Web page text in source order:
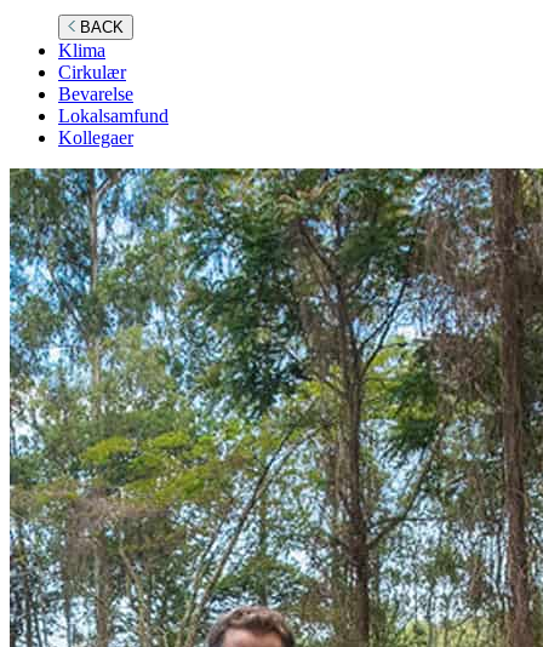
BACK
Klima
Cirkulær
Bevarelse
Lokalsamfund
Kollegaer